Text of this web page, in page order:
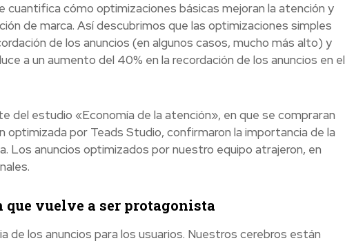
cuantifica cómo optimizaciones básicas mejoran la atención y
de marca. Así descubrimos que las optimizaciones simples
de los anuncios (en algunos casos, mucho más alto) y
a un aumento del 40% en la recordación de los anuncios en el
del estudio «Economía de la atención», en que se compraran
optimizada por Teads Studio, confirmaron la importancia de la
anuncios optimizados por nuestro equipo atrajeron, en
vuelve a ser protagonista
de los anuncios para los usuarios. Nuestros cerebros están